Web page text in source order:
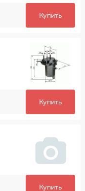
Купить
Купить
Купить